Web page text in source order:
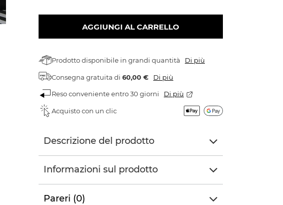
AGGIUNGI AL CARRELLO
Prodotto disponibile in grandi quantità Di più
Consegna gratuita di60,00 € Di più
Reso conveniente entro 30 giorni Di più
Acquisto con un clic
Descrizione del prodotto
Informazioni sul prodotto
Pareri (0)